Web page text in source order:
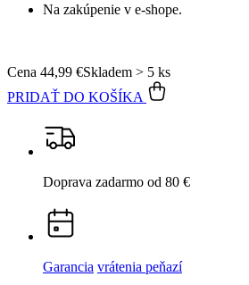
Na zakúpenie v e-shope.
Skladem > 5 ks
Cena 44,99 €
PRIDAŤ DO KOŠÍKA
Doprava zadarmo od 80 €
Garancia vrátenia peňazí